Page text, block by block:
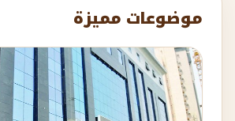
موضوعات مميزة